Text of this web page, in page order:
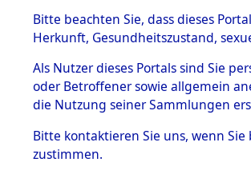
BESTÄNDE
Inhaftierungsdoku
mente
5. Verschiedenes
Todesmärsche
5.3.1 Alliierte
Bitte beachten Sie, dass dieses
Herkunft, Gesundheitszustand,
Als Nutzer dieses Portals sind Sie
oder Betroffener sowie allgemein
die Nutzung seiner Sammlungen
Bitte kontaktieren Sie uns, wenn
zustimmen.